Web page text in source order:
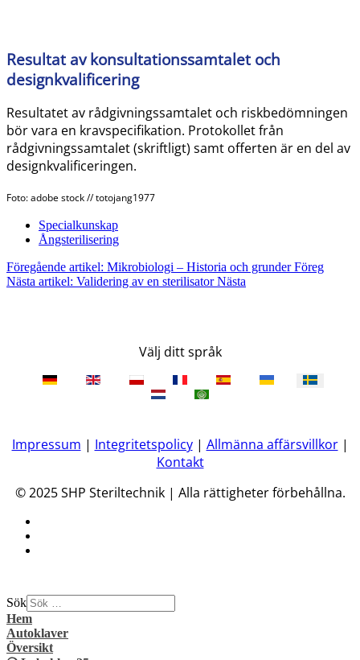
Resultat av konsultationssamtalet och
designkvalificering
Resultatet av rådgivningssamtalet och riskbedömningen
bör vara en kravspecifikation. Protokollet från
rådgivningssamtalet (skriftligt) samt offerten är en del av
designkvalificeringen.
Foto: adobe stock // totojang1977
Specialkunskap
Ångsterilisering
Föregående artikel: Mikrobiologi – Historia och grunderFöreg
Nästa artikel: Validering av en sterilisatorNästa
Välj ditt språk
Impressum | Integritetspolicy| Allmänna affärsvillkor|
Kontakt
© 2025 SHP Steriltechnik | Alla rättigheter förbehållna.
Sök
Hem
Autoklaver
Översikt